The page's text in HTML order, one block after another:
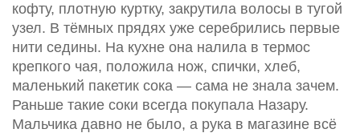
кофту, плотную куртку, закрутила волосы в тугой
узел. В тёмных прядях уже серебрились первые
нити седины. На кухне она налила в термос
крепкого чая, положила нож, спички, хлеб,
маленький пакетик сока — сама не знала зачем.
Раньше такие соки всегда покупала Назару.
Мальчика давно не было, а рука в магазине всё